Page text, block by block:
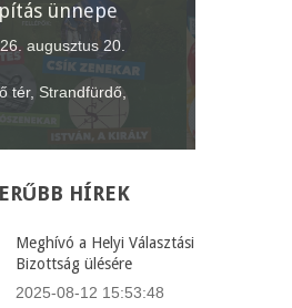
szeptember 4-6.
tér
HÍREK
Meghívó a Helyi Választási
Bizottság ülésére
2025-08-12 15:53:48